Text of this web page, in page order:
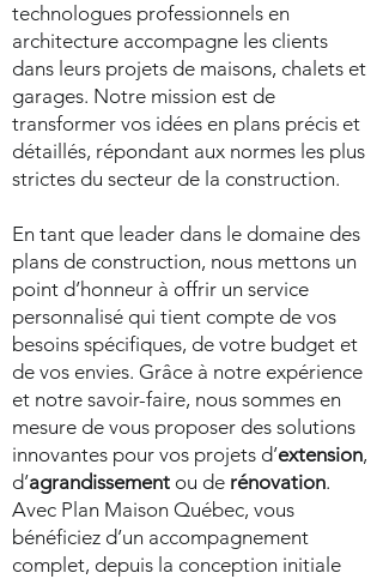
technologues professionnels en
architecture accompagne les clients
dans leurs projets de maisons, chalets et
garages. Notre mission est de
transformer vos idées en plans précis et
détaillés, répondant aux normes les plus
strictes du secteur de la construction.
En tant que leader dans le domaine des
plans de construction, nous mettons un
point d’honneur à offrir un service
personnalisé qui tient compte de vos
besoins spécifiques, de votre budget et
de vos envies. Grâce à notre expérience
et notre savoir-faire, nous sommes en
mesure de vous proposer des solutions
innovantes pour vos projets d’extension,
d’agrandissement ou de rénovation.
Avec Plan Maison Québec, vous
bénéficiez d’un accompagnement
complet, depuis la conception initiale